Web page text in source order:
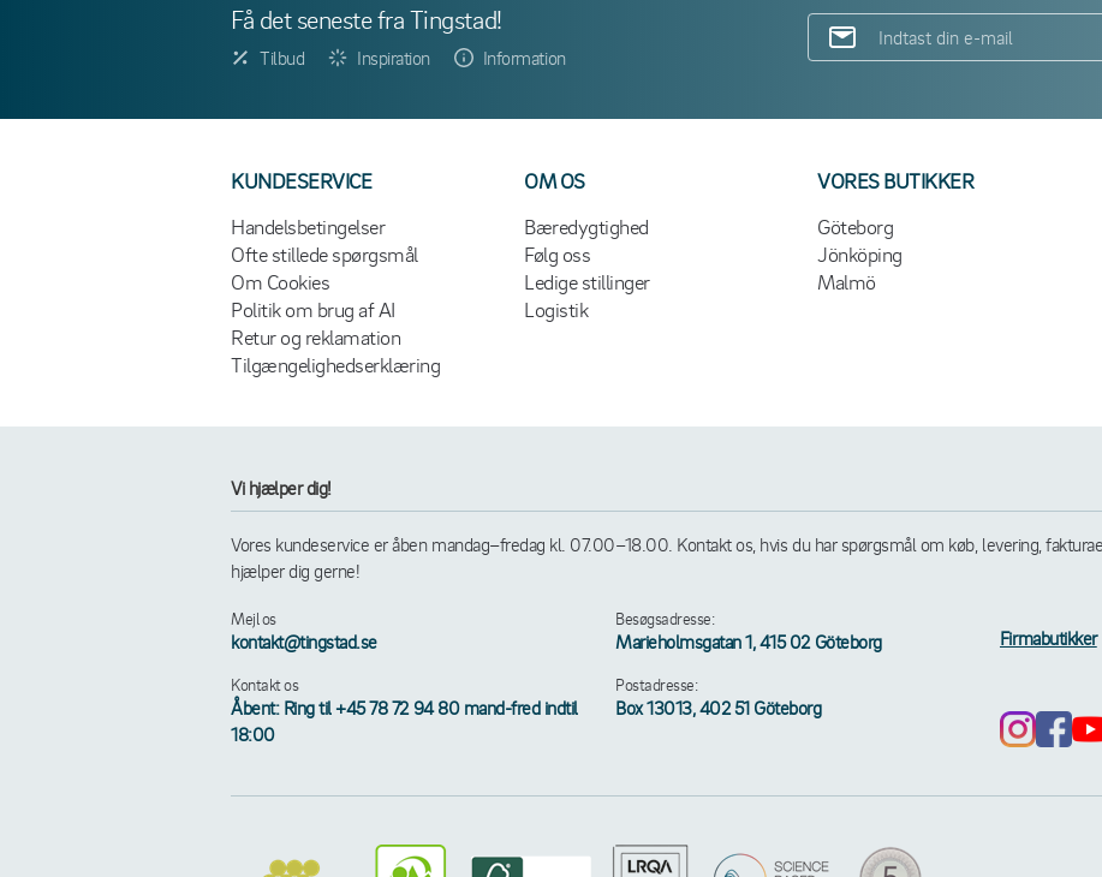
Få det seneste fra Tingstad!
Tilbud Inspiration Information
KUNDESERVICE
Handelsbetingelser
Ofte stillede spørgsmål
Om Cookies
Politik om brug af AI
Retur og reklamation
Tilgængelighedserklæring
OM OS
Bæredygtighed
Følg oss
Ledige stillinger
Logistik
VORES BUTIKKER
Göteborg
Jönköping
Malmö
Vi hjælper dig!
Vores kundeservice er åben mandag–fredag kl. 07.00–18.00. Kontakt os, hvis du har spørgsmål om køb, levering,
hjælper dig gerne!
Mejl os
kontakt@tingstad.se
Kontakt os
Åbent: Ring til +45 78 72 94 80 mand-fred indtil
18:00
Besøgsadresse:
Marieholmsgatan 1, 415 02 Göteborg
Postadresse:
Box 13013, 402 51 Göteborg
Firmabutikker